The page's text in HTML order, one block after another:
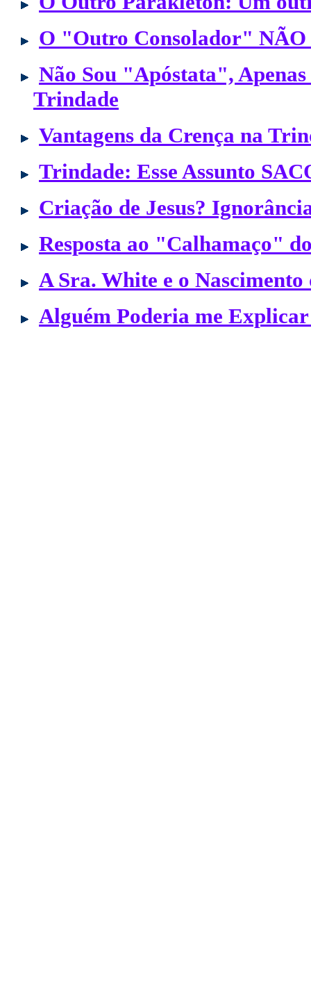
O "Outro Consolador" NÃO
Não Sou "Apóstata",
Trindade
Vantagens da Crença na
Trindade: Esse Assunto
Criação de Jesus?
Resposta ao "Calhamaço"
A Sra. White e o
Alguém Poderia me